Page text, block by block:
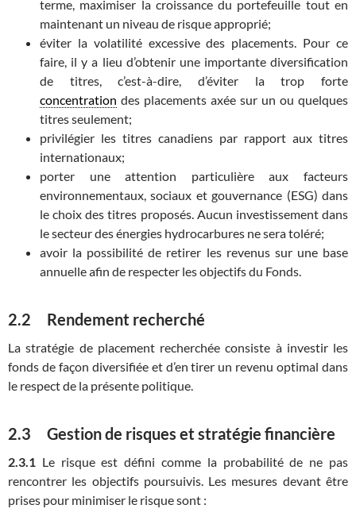
terme, maximiser la croissance du portefeuille tout en
maintenant un niveau de risque approprié;
éviter la volatilité excessive des placements. Pour ce
faire, il y a lieu d’obtenir une importante diversification
de titres, c’est-à-dire, d’éviter la trop forte
concentration des placements axée sur un ou quelques
titres seulement;
privilégier les titres canadiens par rapport aux titres
internationaux;
porter une attention particulière aux facteurs
environnementaux, sociaux et gouvernance (ESG) dans
le choix des titres proposés. Aucun investissement dans
le secteur des énergies hydrocarbures ne sera toléré;
avoir la possibilité de retirer les revenus sur une base
annuelle afin de respecter les objectifs du Fonds.
2.2 Rendement recherché
La stratégie de placement recherchée consiste à investir les
fonds de façon diversifiée et d’en tirer un revenu optimal dans
le respect de la présente politique.
2.3 Gestion de risques et stratégie financière
2.3.1 Le risque est défini comme la probabilité de ne pas
rencontrer les objectifs poursuivis. Les mesures devant être
prises pour minimiser le risque sont :